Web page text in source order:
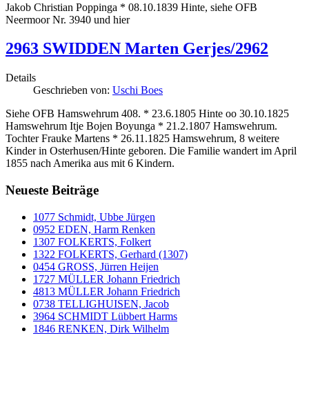
Jakob Christian Poppinga * 08.10.1839 Hinte, siehe OFB
Neermoor Nr. 3940 und hier
2963 SWIDDEN Marten Gerjes/2962
Details
Geschrieben von: Uschi Boes
Siehe OFB Hamswehrum 408. * 23.6.1805 Hinte oo 30.10.1825
Hamswehrum Itje Bojen Boyunga * 21.2.1807 Hamswehrum.
Tochter Frauke Martens * 26.11.1825 Hamswehrum, 8 weitere
Kinder in Osterhusen/Hinte geboren. Die Familie wandert im April
1855 nach Amerika aus mit 6 Kindern.
Neueste Beiträge
1077 Schmidt, Ubbe Jürgen
0952 EDEN, Harm Renken
1307 FOLKERTS, Folkert
1322 FOLKERTS, Gerhard (1307)
0454 GROSS, Jürren Heijen
1727 MÜLLER Johann Friedrich
4813 MÜLLER Johann Friedrich
0738 TELLIGHUISEN, Jacob
3964 SCHMIDT Lübbert Harms
1846 RENKEN, Dirk Wilhelm